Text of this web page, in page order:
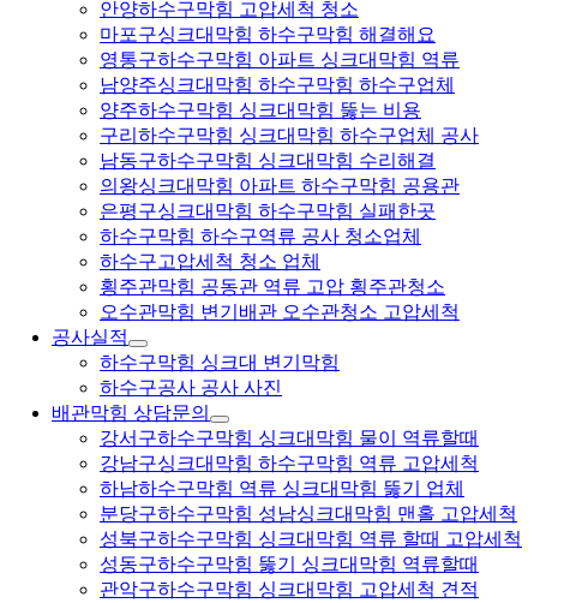
안양하수구막힘 고압세척 청소
마포구싱크대막힘 하수구막힘 해결해요
영통구하수구막힘 아파트 싱크대막힘 역류
남양주싱크대막힘 하수구막힘 하수구업체
양주하수구막힘 싱크대막힘 뚫는 비용
구리하수구막힘 싱크대막힘 하수구업체 공사
남동구하수구막힘 싱크대막힘 수리해결
의왕싱크대막힘 아파트 하수구막힘 공용관
은평구싱크대막힘 하수구막힘 실패한곳
하수구막힘 하수구역류 공사 청소업체
하수구고압세척 청소 업체
횡주관막힘 공동관 역류 고압 횡주관청소
오수관막힘 변기배관 오수관청소 고압세척
공사실적
하수구막힘 싱크대 변기막힘
하수구공사 공사 사진
배관막힘 상담문의
강서구하수구막힘 싱크대막힘 물이 역류할때
강남구싱크대막힘 하수구막힘 역류 고압세척
하남하수구막힘 역류 싱크대막힘 뚫기 업체
분당구하수구막힘 성남싱크대막힘 맨홀 고압세척
성북구하수구막힘 싱크대막힘 역류 할때 고압세척
성동구하수구막힘 뚫기 싱크대막힘 역류할때
관악구하수구막힘 싱크대막힘 고압세척 견적